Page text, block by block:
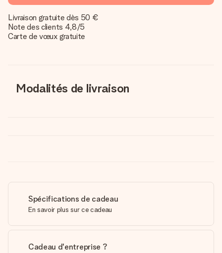
Livraison gratuite dès 50 €
Note des clients 4,8/5
Carte de vœux gratuite
Modalités de livraison
Spécifications de cadeau
En savoir plus sur ce cadeau
Cadeau d'entreprise ?